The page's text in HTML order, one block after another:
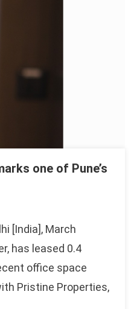
one of Pune’s
[India], March
has leased 0.4
office space
Pristine Properties,